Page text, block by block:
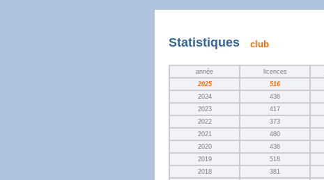
Statistiques club
année licences
2025
516
2024
436
2023
417
2022
373
2021
480
2020
436
2019
518
2018
381